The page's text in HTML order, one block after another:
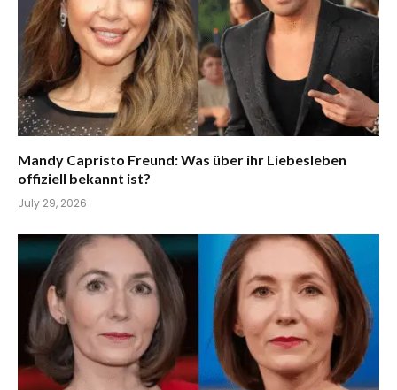
Mandy Capristo Freund: Was über ihr Liebesleben
offiziell bekannt ist?
July 29, 2026